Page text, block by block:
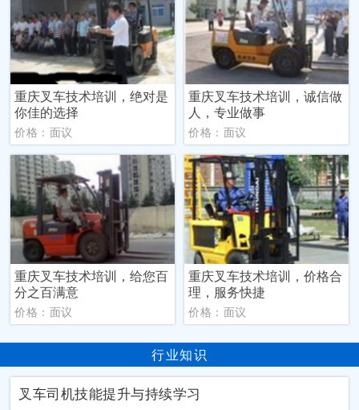
重庆叉车技术培训，绝对是
你佳的选择
价格：面议
重庆叉车技术培训，诚信做
人，专业做事
价格：面议
重庆叉车技术培训，给您百
分之百满意
价格：面议
重庆叉车技术培训，价格合
理，服务快捷
价格：面议
行业知识
叉车司机技能提升与持续学习